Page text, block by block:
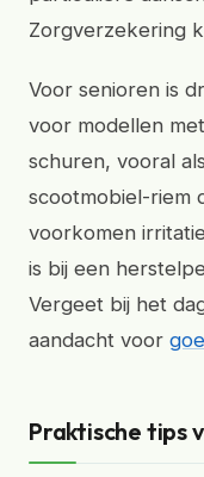
Zorgverzekering
Voor senioren is
voor modellen
schuren, vooral
scootmobiel-riem
voorkomen
is bij een
Vergeet bij het
aandacht voor
Praktische tips